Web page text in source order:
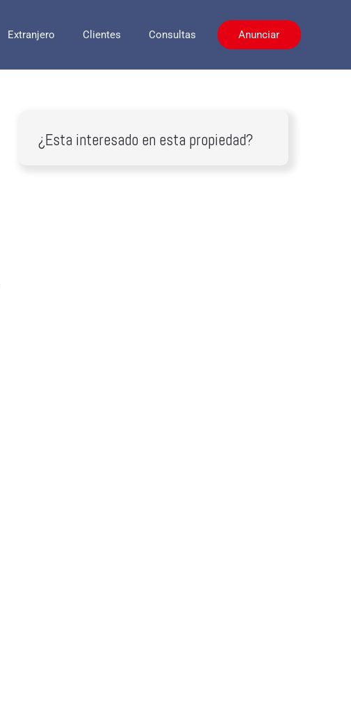
Extranjero Clientes Consultas Anunciar
¿Esta interesado en esta propiedad?